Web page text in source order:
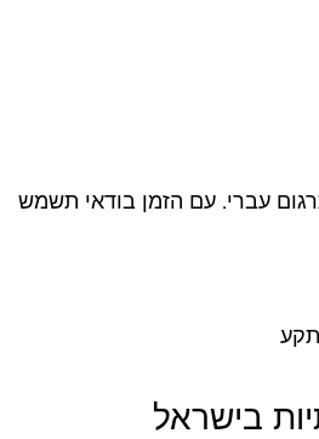
עברי. עם הזמן בודאי תשמש
בישראל